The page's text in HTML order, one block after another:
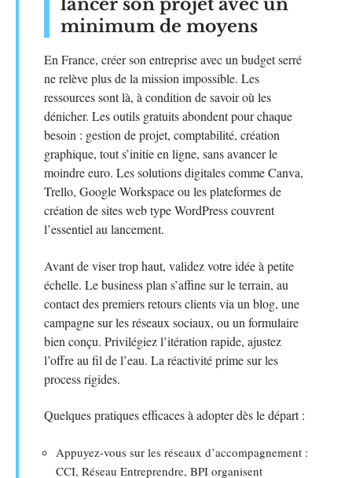
lancer son projet avec un
minimum de moyens
En France, créer son entreprise avec un budget serré
ne relève plus de la mission impossible. Les
ressources sont là, à condition de savoir où les
dénicher. Les outils gratuits abondent pour chaque
besoin : gestion de projet, comptabilité, création
graphique, tout s’initie en ligne, sans avancer le
moindre euro. Les solutions digitales comme Canva,
Trello, Google Workspace ou les plateformes de
création de sites web type WordPress couvrent
l’essentiel au lancement.
Avant de viser trop haut, validez votre idée à petite
échelle. Le business plan s’affine sur le terrain, au
contact des premiers retours clients via un blog, une
campagne sur les réseaux sociaux, ou un formulaire
bien conçu. Privilégiez l’itération rapide, ajustez
l’offre au fil de l’eau. La réactivité prime sur les
process rigides.
Quelques pratiques efficaces à adopter dès le départ :
Appuyez-vous sur les réseaux d’accompagnement :
CCI, Réseau Entreprendre, BPI organisent